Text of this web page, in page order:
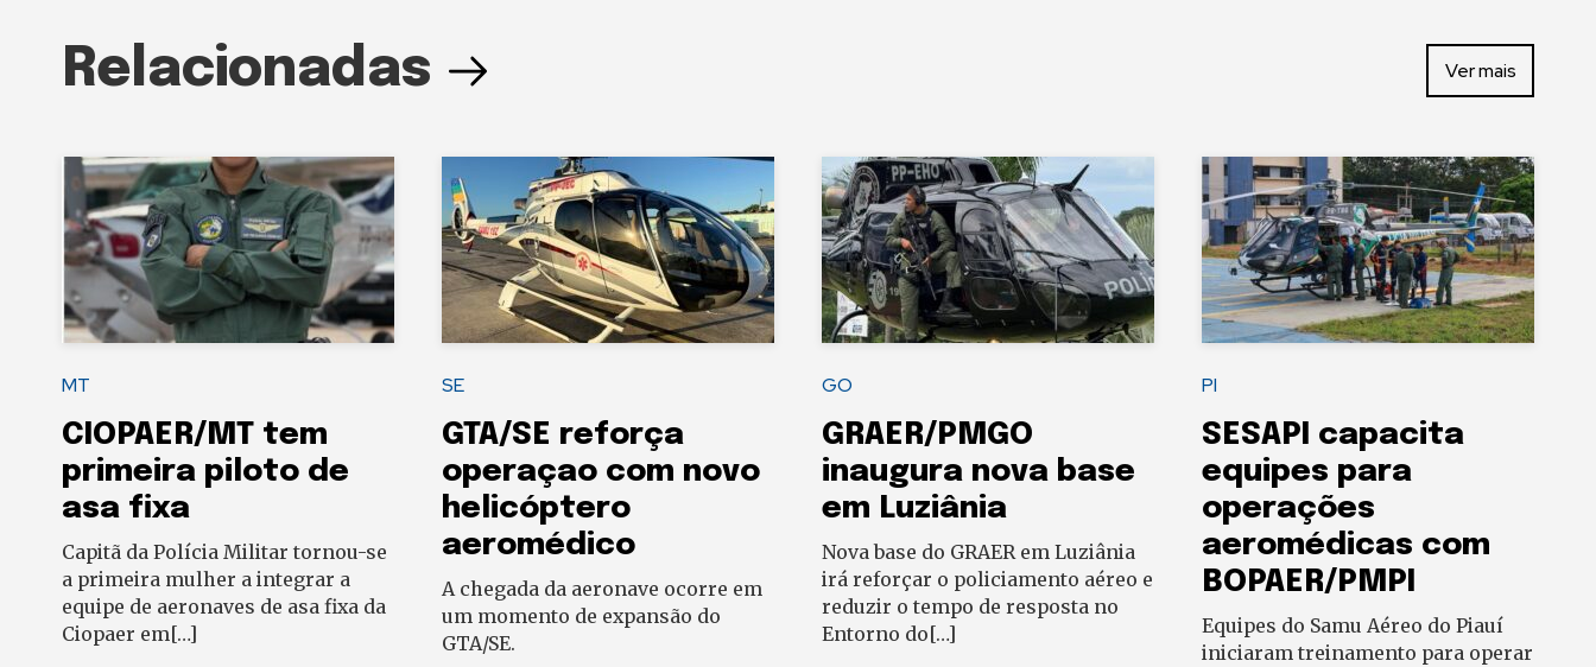
Relacionadas Ver mais
MT
CIOPAER/MT tem
primeira piloto de
asa fixa
Capitã da Polícia Militar tornou-se
a primeira mulher a integrar a
equipe de aeronaves de asa fixa da
Ciopaer em[…]
SE
GTA/SE reforça
operaçao com novo
helicóptero
aeromédico
A chegada da aeronave ocorre em
um momento de expansão do
GTA/SE.
GO
GRAER/PMGO
inaugura nova base
em Luziânia
Nova base do GRAER em Luziânia
irá reforçar o policiamento aéreo e
reduzir o tempo de resposta no
Entorno do[…]
PI
SESAPI capacita
equipes para
operações
aeromédicas com
BOPAER/PMPI
Equipes do Samu Aéreo do Piauí
iniciaram treinamento para operar